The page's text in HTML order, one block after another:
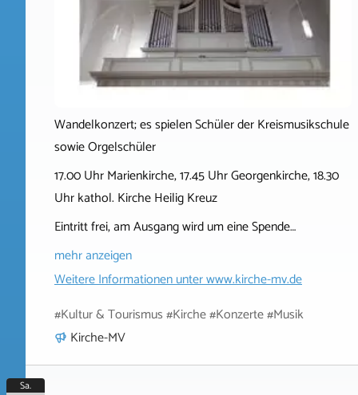
Wandelkonzert; es spielen Schüler der Kreismusikschule
sowie Orgelschüler
17.00 Uhr Marienkirche, 17.45 Uhr Georgenkirche, 18.30
Uhr kathol. Kirche Heilig Kreuz
Eintritt frei, am Ausgang wird um eine Spende…
mehr anzeigen
Weitere Informationen unterwww.kirche-mv.de
#Kultur & Tourismus #Kirche #Konzerte #Musik
Kirche-MV
Sa.